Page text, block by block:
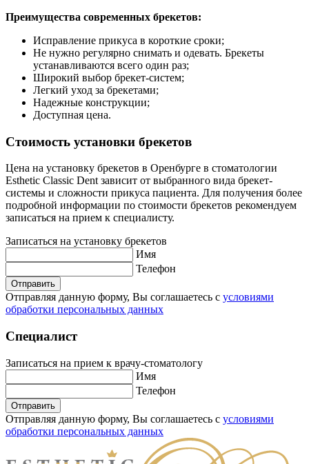
Преимущества современных брекетов:
Исправление прикуса в короткие сроки;
Не нужно регулярно снимать и одевать. Брекеты
устанавливаются всего один раз;
Широкий выбор брекет-систем;
Легкий уход за брекетами;
Надежные конструкции;
Доступная цена.
Стоимость установки брекетов
Цена на установку брекетов в Оренбурге в стоматологии
Esthetic Classic Dent зависит от выбранного вида брекет-
системы и сложности прикуса пациента. Для получения более
подробной информации по стоимости брекетов рекомендуем
записаться на прием к специалисту.
Записаться на установку брекетов
Имя
Телефон
Отправить
Отправляя данную форму, Вы соглашаетесь с условиями
обработки персональных данных
Специалист
Записаться на прием к врачу-стоматологу
Имя
Телефон
Отправить
Отправляя данную форму, Вы соглашаетесь с условиями
обработки персональных данных